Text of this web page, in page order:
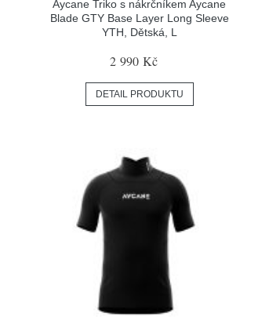
Aycane Triko s nákrčníkem Aycane
Blade GTY Base Layer Long Sleeve
YTH, Dětská, L
2 990 Kč
DETAIL PRODUKTU